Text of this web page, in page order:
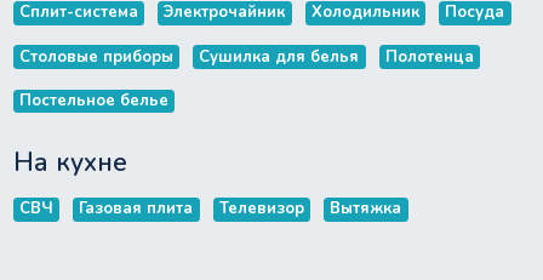
Сплит-система Электрочайник Холодильник Посуда
Столовые приборы Сушилка для белья Полотенца
Постельное белье
На кухне
СВЧ Газовая плита Телевизор Вытяжка